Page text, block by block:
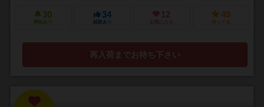
30
興味あり
34
経験あり
12
お気に入り
49
持ってる
再入荷までお待ち下さい